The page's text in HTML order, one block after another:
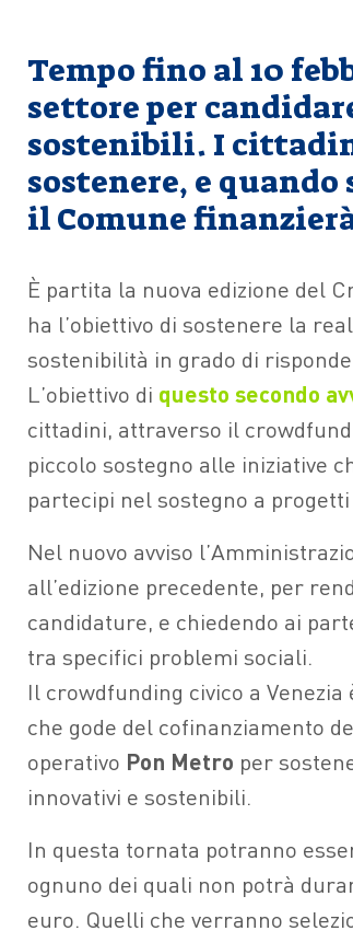
Tempo fino al 10
settore per
sostenibili. I
sostenere, e quando
il Comune
È partita la nuova edizione del
ha l’obiettivo di sostenere la
sostenibilità in grado di
L’obiettivo di questo secondo
cittadini, attraverso il
piccolo sostegno alle iniziative
partecipi nel sostegno a
Nel nuovo avviso
all’edizione precedente, per
candidature, e chiedendo ai
tra specifici problemi sociali.
Il crowdfunding civico a
che gode del cofinanziamento
operativo Pon Metro per
innovativi e sostenibili.
In questa tornata potranno
ognuno dei quali non potrà
euro. Quelli che verranno